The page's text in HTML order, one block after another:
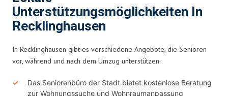
Unterstützungsmöglichkeiten In
Recklinghausen
In Recklinghausen gibt es verschiedene Angebote, die Senioren
vor, während und nach dem Umzug unterstützen:
Das Seniorenbüro der Stadt bietet kostenlose Beratung
zur Wohnungssuche und Wohnraumanpassung